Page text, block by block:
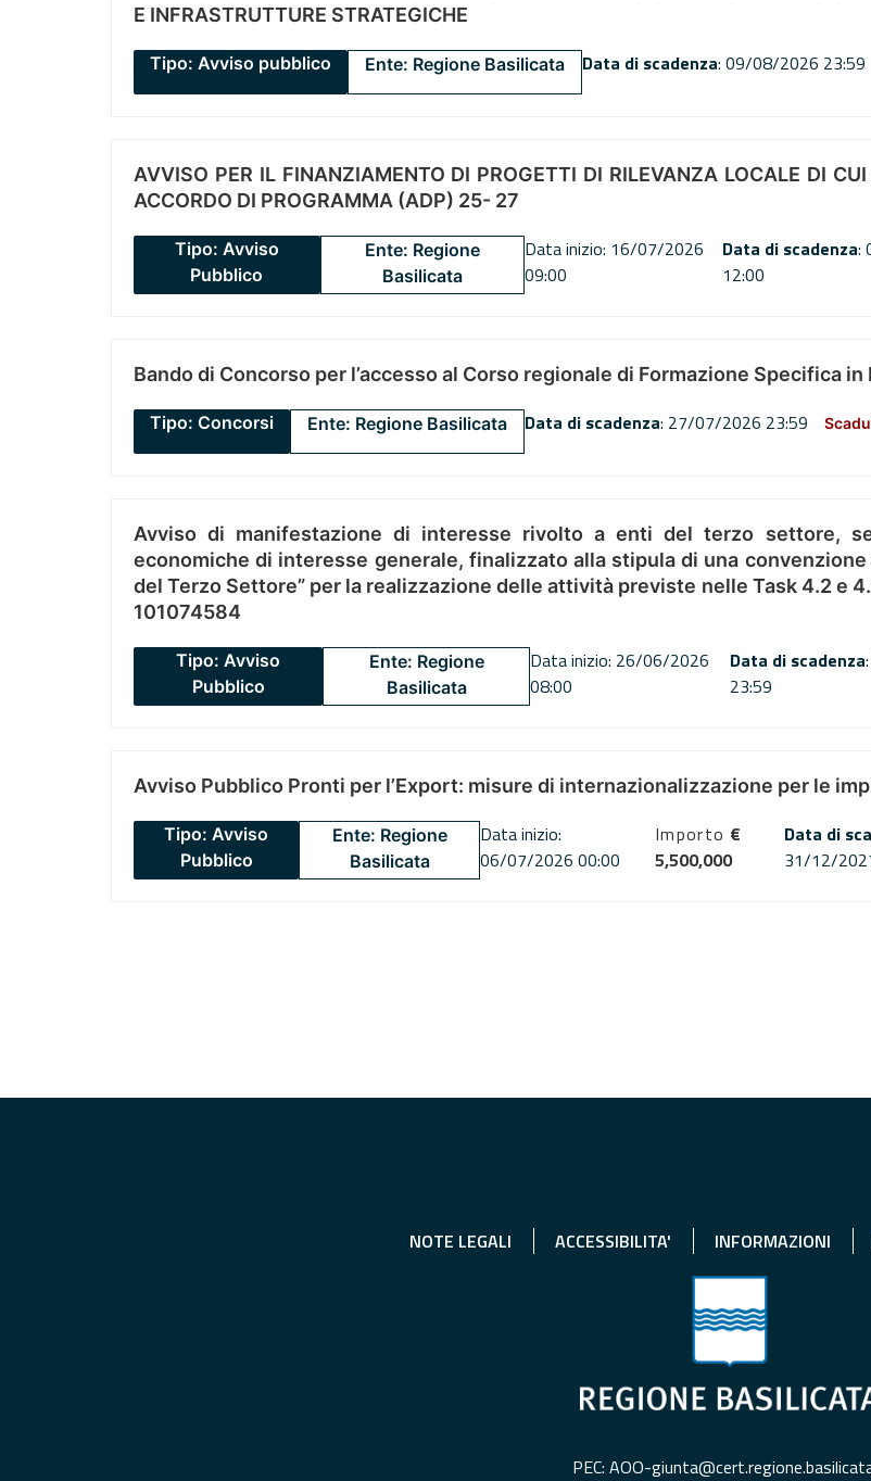
E INFRASTRUTTURE STRATEGICHE
Tipo: Avviso pubblico Ente: Regione Basilicata Data di scadenza: 09/08/2026 23:59
AVVISO PER IL FINANZIAMENTO DI PROGETTI DI RILEVANZA LOCALE DI
ACCORDO DI PROGRAMMA (ADP) 25- 27
Tipo: Avviso
Pubblico
Ente: Regione
Basilicata
Data inizio: 16/07/2026
09:00
Data di scadenza:
12:00
Bando di Concorso per l’accesso al Corso regionale di Formazione Specifica
Tipo: Concorsi Ente: Regione Basilicata Data di scadenza: 27/07/2026 23:59
Avviso di manifestazione di interesse rivolto a enti del terzo settore,
economiche di interesse generale, finalizzato alla stipula di una convenzione
del Terzo Settore” per la realizzazione delle attività previste nelle Task 4.2 e
101074584
Tipo: Avviso
Pubblico
Ente: Regione
Basilicata
Data inizio: 26/06/2026
08:00
Data di scadenza
23:59
Avviso Pubblico Pronti per l’Export: misure di internazionalizzazione per le
Tipo: Avviso
Pubblico
Ente: Regione
Basilicata
Data inizio:
06/07/2026 00:00
Importo €
5,500,000
Data di
31/12/
NOTE LEGALI ACCESSIBILITA' INFORMAZIONI
PEC: AOO-